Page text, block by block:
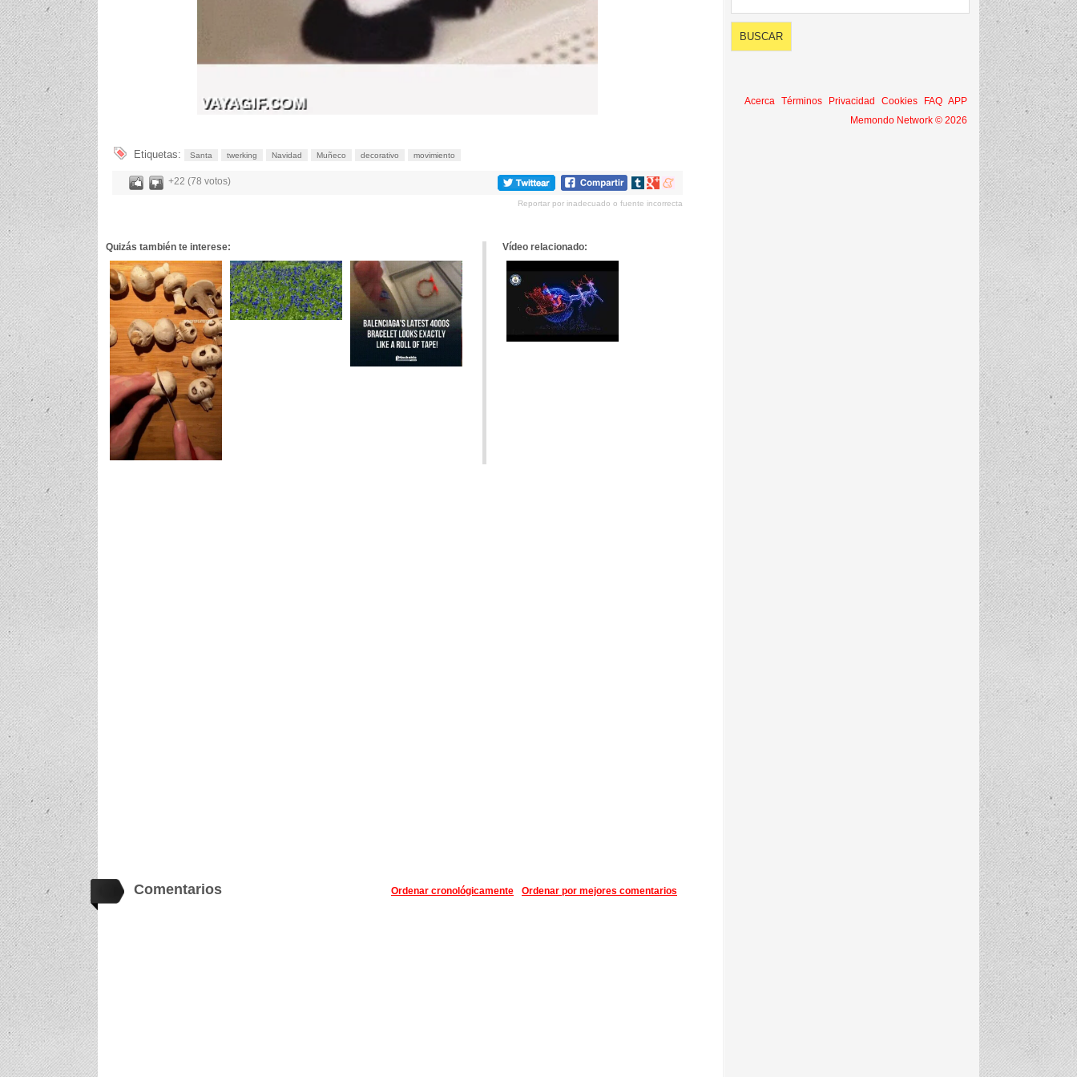
Etiquetas: Santa twerking Navidad Muñeco decorativo movimiento
+22 (78 votos)
Compartir
tumblr
Compartir
Google+
Compartir
meneame
Reportar por inadecuado o fuente incorrecta
Quizás también te interese: Vídeo relacionado:
Comentarios Ordenar por mejores comentarios
Ordenar cronológicamente
Acerca Términos Privacidad Cookies FAQ APP
Memondo Network © 2026